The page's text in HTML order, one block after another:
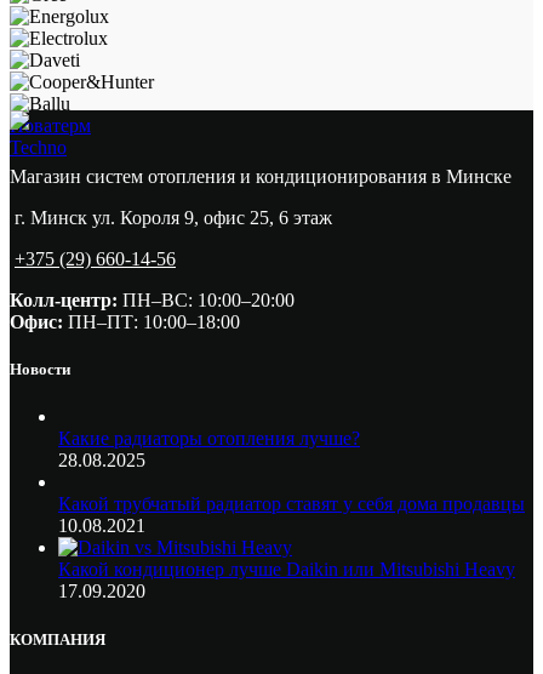
Новатерм
Techno
Магазин систем отопления и кондиционирования в Минске
г. Минск ул. Короля 9, офис 25, 6 этаж
+375 (29) 660-14-56
Колл-центр: ПН–ВС: 10:00–20:00​
Офис: ПН–ПТ: 10:00–18:00
Новости
Какие радиаторы отопления лучше?
28.08.2025
Какой трубчатый радиатор ставят у себя дома продавцы
10.08.2021
Какой кондиционер лучше Daikin или Mitsubishi Heavy
17.09.2020
КОМПАНИЯ